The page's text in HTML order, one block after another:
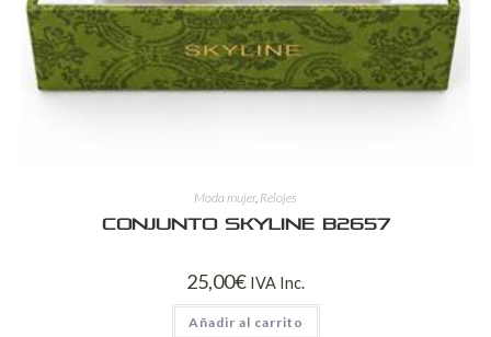
Moda mujer, Relojes
Conjunto Skyline B2657
25,00€ IVA Inc.
Añadir al carrito